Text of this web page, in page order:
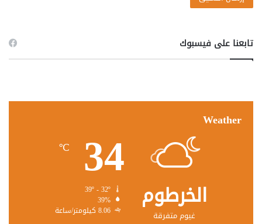
تابعنا على فيسبوك
Weather
الخرطوم
غيوم متفرقة
34
℃
39%
8.06 كيلومتر/ساعة